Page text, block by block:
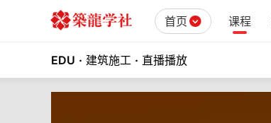
首页 课程
EDU · 建筑施工 · 直播播放